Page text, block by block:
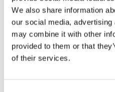
We also share information
our social media,
may combine it with other
provided to them or that
of their services.
— Olemme inspiroituneet
korttelisaunoista kuten
Tampereen Rajaportin
löylyttelevät keskellä
jaettu ilo, Ragna tunnelmoi.